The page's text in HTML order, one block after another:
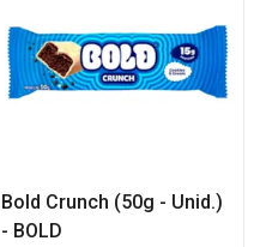
Bold Crunch (50g - Unid.)
- BOLD